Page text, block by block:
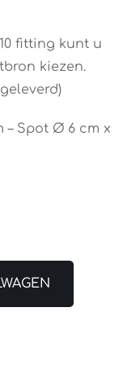
fitting kunt u
kiezen.
– Spot Ø 6 cm x